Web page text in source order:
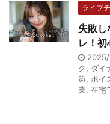
ライブ
失敗し
レ！
ク, ダイ
策, ボイ
業, 在宅